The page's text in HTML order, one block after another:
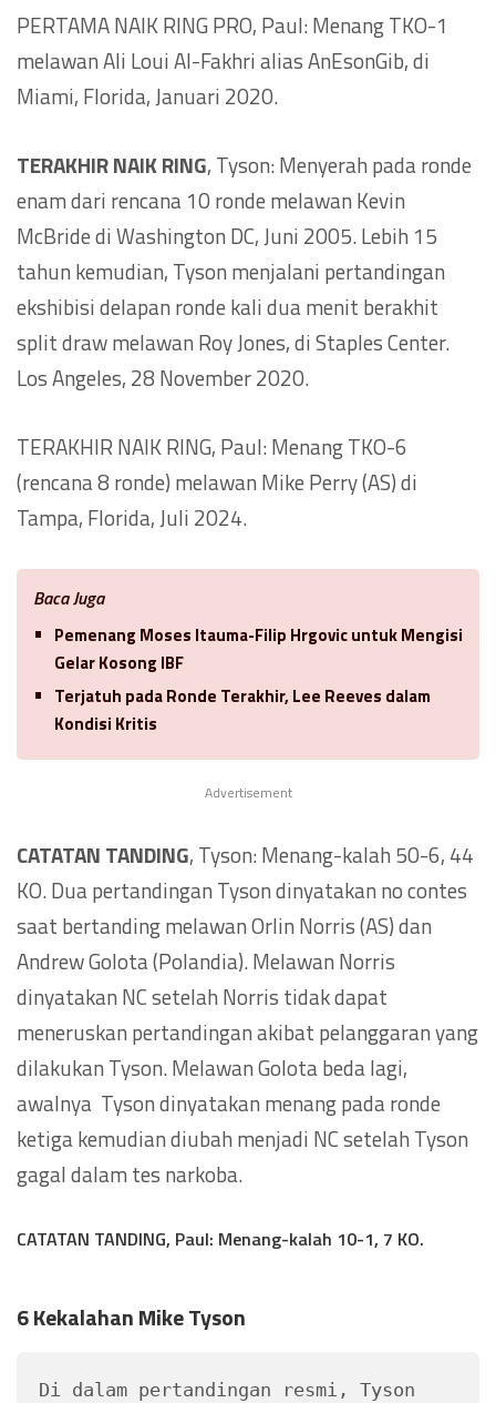
PERTAMA NAIK RING PRO, Paul: Menang TKO-1
melawan Ali Loui Al-Fakhri alias AnEsonGib, di
Miami, Florida, Januari 2020.
TERAKHIR NAIK RING, Tyson: Menyerah pada ronde
enam dari rencana 10 ronde melawan Kevin
McBride di Washington DC, Juni 2005. Lebih 15
tahun kemudian, Tyson menjalani pertandingan
ekshibisi delapan ronde kali dua menit berakhit
split draw melawan Roy Jones, di Staples Center.
Los Angeles, 28 November 2020.
TERAKHIR NAIK RING, Paul: Menang TKO-6
(rencana 8 ronde) melawan Mike Perry (AS) di
Tampa, Florida, Juli 2024.
Baca Juga
Pemenang Moses Itauma-Filip Hrgovic untuk Mengisi
Gelar Kosong IBF
Terjatuh pada Ronde Terakhir, Lee Reeves dalam
Kondisi Kritis
Advertisement
CATATAN TANDING, Tyson: Menang-kalah 50-6, 44
KO. Dua pertandingan Tyson dinyatakan no contes
saat bertanding melawan Orlin Norris (AS) dan
Andrew Golota (Polandia). Melawan Norris
dinyatakan NC setelah Norris tidak dapat
meneruskan pertandingan akibat pelanggaran yang
dilakukan Tyson. Melawan Golota beda lagi,
awalnya Tyson dinyatakan menang pada ronde
ketiga kemudian diubah menjadi NC setelah Tyson
gagal dalam tes narkoba.
CATATAN TANDING, Paul: Menang-kalah 10-1, 7 KO.
6 Kekalahan Mike Tyson
Di dalam pertandingan resmi, Tyson